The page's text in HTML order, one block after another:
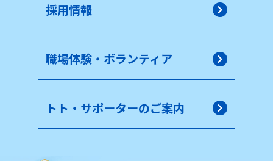
採用情報
職場体験・ボランティア
トト・サポーターのご案内